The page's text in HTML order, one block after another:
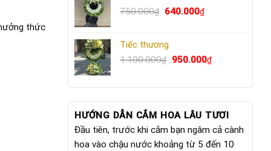
thức
640.000₫.
750.000₫
Giá
750.000₫.
640.000₫Giá
640.000₫.
Tiếc thương
1.100.000₫
Giá
950.000₫Giá
HƯỚNG DẪN CẮM HOA LÂU TƯƠI
Đầu tiên, trước khi cắm bạn ngâm cả cành
hoa vào chậu nước khoảng từ 5 đến 10